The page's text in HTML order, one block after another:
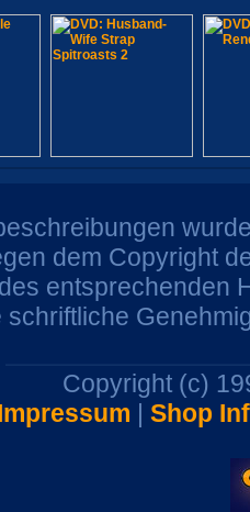
dem Copyright
entsprechenden
schriftliche
Copyright (c)
| Shop